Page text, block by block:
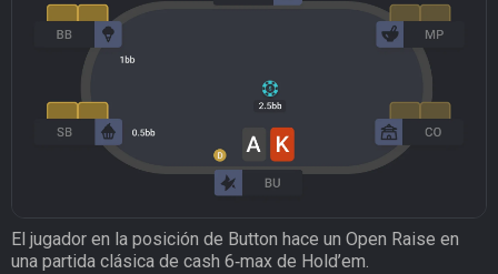
El jugador en la posición de Button hace un Open Raise en
una partida clásica de cash 6‑max de Hold’em.